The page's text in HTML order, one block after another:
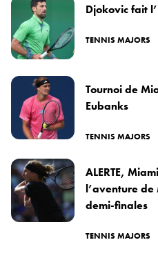
Djokovic fait
TENNIS MAJORS
Tournoi de
Eubanks
TENNIS MAJORS
ALERTE,
l’aventure
demi-finales
TENNIS MAJORS